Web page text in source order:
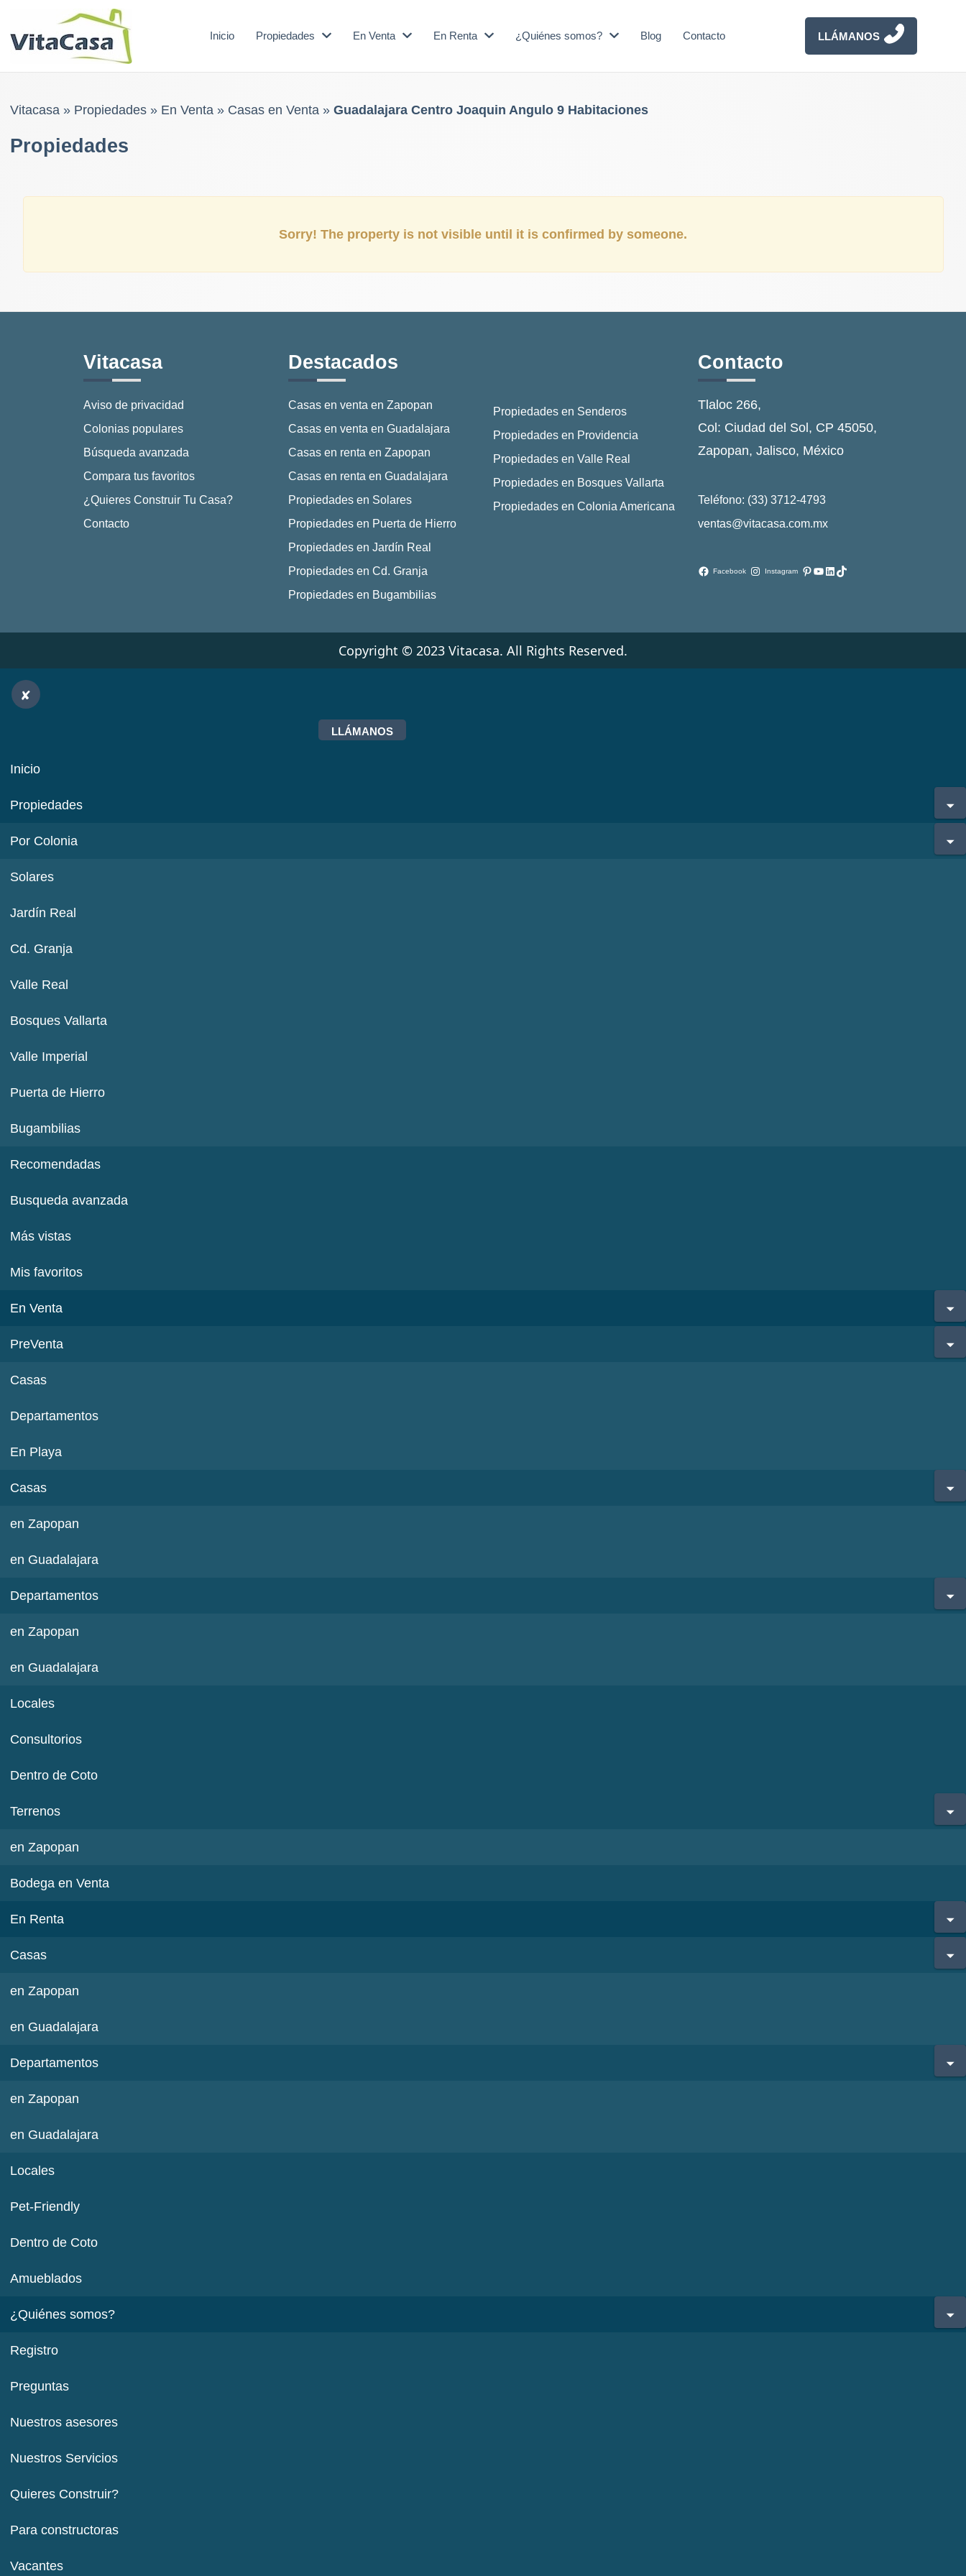
Inicio Propiedades En Venta En Renta ¿Quiénes somos? Blog Contacto LLÁMANOS
Vitacasa» Propiedades» En Venta» Casas en Venta» Guadalajara Centro Joaquin Angulo 9 Habitaciones
Propiedades
Sorry! The property is not visible until it is confirmed by someone.
Vitacasa
Aviso de privacidad
Colonias populares
Búsqueda avanzada
Compara tus favoritos
¿Quieres Construir Tu Casa?
Contacto
Destacados
Casas en venta en Zapopan
Casas en venta en Guadalajara
Casas en renta en Zapopan
Casas en renta en Guadalajara
Propiedades en Solares
Propiedades en Puerta de Hierro
Propiedades en Jardín Real
Propiedades en Cd. Granja
Propiedades en Bugambilias
Propiedades en Senderos
Propiedades en Providencia
Propiedades en Valle Real
Propiedades en Bosques Vallarta
Propiedades en Colonia Americana
Contacto
Tlaloc 266,
Col: Ciudad del Sol, CP 45050,
Zapopan, Jalisco, México
Teléfono: (33) 3712-4793
ventas@vitacasa.com.mx
Facebook Instagram Pinterest
YouTube
LinkedIn
TikTok
Copyright © 2023 Vitacasa. All Rights Reserved.
LLÁMANOS
Inicio
Propiedades
Por Colonia
Solares
Jardín Real
Cd. Granja
Valle Real
Bosques Vallarta
Valle Imperial
Puerta de Hierro
Bugambilias
Recomendadas
Busqueda avanzada
Más vistas
Mis favoritos
En Venta
PreVenta
Casas
Departamentos
En Playa
Casas
en Zapopan
en Guadalajara
Departamentos
en Zapopan
en Guadalajara
Locales
Consultorios
Dentro de Coto
Terrenos
en Zapopan
Bodega en Venta
En Renta
Casas
en Zapopan
en Guadalajara
Departamentos
en Zapopan
en Guadalajara
Locales
Pet-Friendly
Dentro de Coto
Amueblados
¿Quiénes somos?
Registro
Preguntas
Nuestros asesores
Nuestros Servicios
Quieres Construir?
Para constructoras
Vacantes